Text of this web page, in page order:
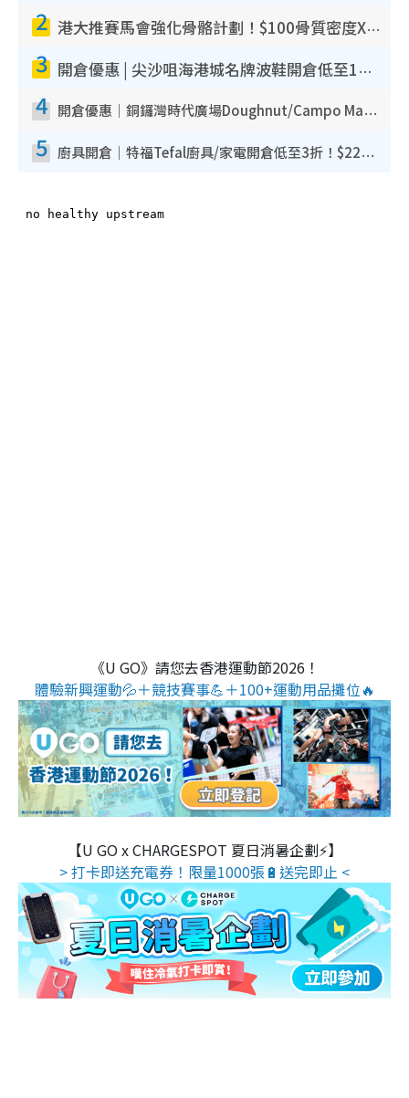
2 港大推賽馬會強化骨骼計劃！$100骨質密度X光檢查 完成免費運動訓練送超市禮券！附參加資格
3 開倉優惠 | 尖沙咀海港城名牌波鞋開倉低至1折！On鞋$899起／Joy&Peace鞋履$98起
4 開倉優惠｜銅鑼灣時代廣場Doughnut/Campo Marzio開倉低至1折！背囊、書包、手袋劈價$200起
5 廚具開倉｜特福Tefal廚具/家電開倉低至3折！$220起買平底鍋/炒鑊/湯煲！電飯煲/吸塵機/燙斗$418起
《U GO》請您去香港運動節2026！
體驗新興運動💦＋競技賽事💪＋100+運動用品攤位🔥
【U GO x CHARGESPOT 夏日消暑企劃⚡】
> 打卡即送充電券！限量1000張🔋送完即止 <